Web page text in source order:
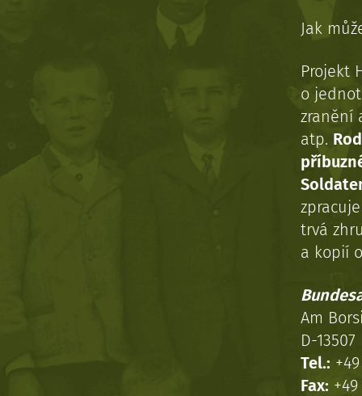
Jak
Projekt
o
zranění
atp.
trvá
a kopií
Am
D-
Tel.:
Fax: